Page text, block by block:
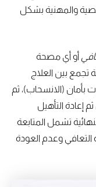
والمهنية بشكل
أو أي مصحة
بين العلاج
بأمان (الانسحاب)، ثم
إعادة التأهيل
تشمل المتابعة
وعدم العودة